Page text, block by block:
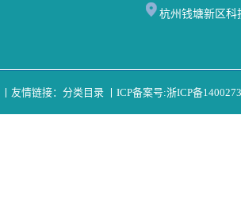
杭州钱塘新区科
友情链接： 分类目录 ICP备案号:浙ICP备